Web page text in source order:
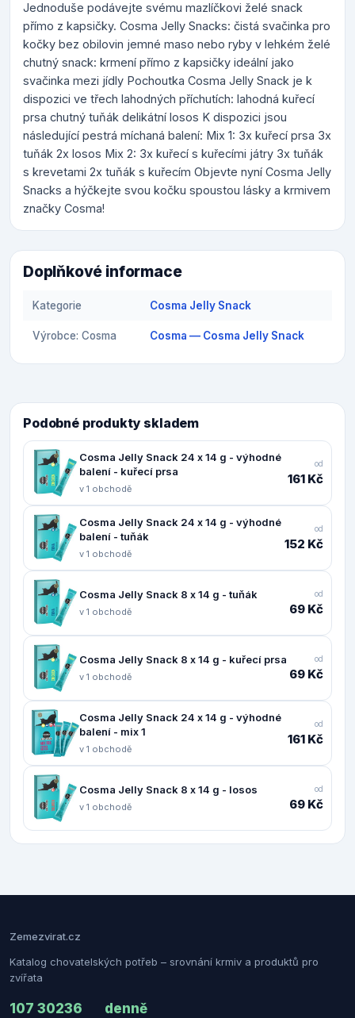
Jednoduše podávejte svému mazlíčkovi želé snack
přímo z kapsičky. Cosma Jelly Snacks: čistá svačinka pro
kočky bez obilovin jemné maso nebo ryby v lehkém želé
chutný snack: krmení přímo z kapsičky ideální jako
svačinka mezi jídly Pochoutka Cosma Jelly Snack je k
dispozici ve třech lahodných příchutích: lahodná kuřecí
prsa chutný tuňák delikátní losos K dispozici jsou
následující pestrá míchaná balení: Mix 1: 3x kuřecí prsa 3x
tuňák 2x losos Mix 2: 3x kuřecí s kuřecími játry 3x tuňák
s krevetami 2x tuňák s kuřecím Objevte nyní Cosma Jelly
Snacks a hýčkejte svou kočku spoustou lásky a krmivem
značky Cosma!
Doplňkové informace
Kategorie Cosma Jelly Snack
Výrobce: Cosma Cosma — Cosma Jelly Snack
Podobné produkty skladem
Cosma Jelly Snack 24 x 14 g - výhodné
balení - kuřecí prsa
v 1 obchodě
od
161 Kč
Cosma Jelly Snack 24 x 14 g - výhodné
balení - tuňák
v 1 obchodě
od
152 Kč
Cosma Jelly Snack 8 x 14 g - tuňák
v 1 obchodě
od
69 Kč
Cosma Jelly Snack 8 x 14 g - kuřecí prsa
v 1 obchodě
od
69 Kč
Cosma Jelly Snack 24 x 14 g - výhodné
balení - mix 1
v 1 obchodě
od
161 Kč
Cosma Jelly Snack 8 x 14 g - losos
v 1 obchodě
od
69 Kč
Zemezvirat.cz
Katalog chovatelských potřeb – srovnání krmiv a produktů pro
zvířata
107 30236 denně